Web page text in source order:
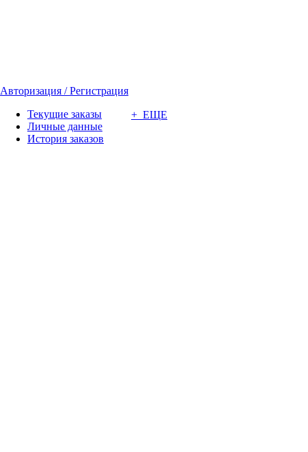
Авторизация / Регистрация
Текущие заказы
Личные данные
История заказов
+ ЕЩЕ